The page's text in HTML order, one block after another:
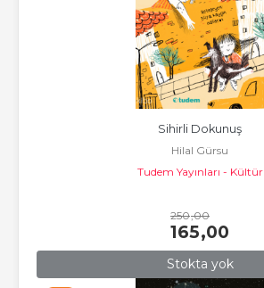
Stokta yok
Sihirli Dokunuş
Hilal Gürsu
Tudem Yayınları - Kültür
250,00
165,00